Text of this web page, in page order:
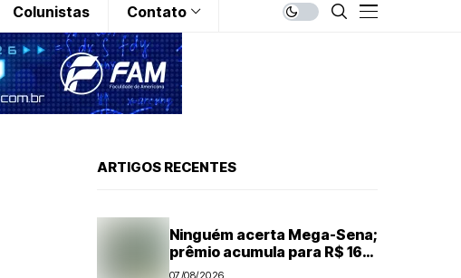
Colunistas Contato
ARTIGOS RECENTES
Ninguém acerta Mega-Sena;
prêmio acumula para R$ 165
milhões
07/08/2026